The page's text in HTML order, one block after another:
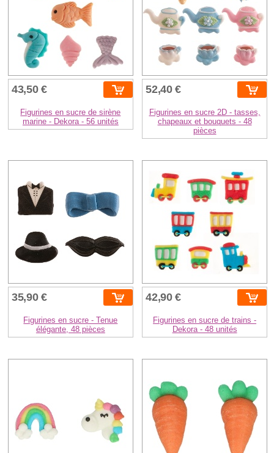
43,50 €
Figurines en sucre de sirène
marine - Dekora - 56 unités
52,40 €
Figurines en sucre 2D - tasses,
chapeaux et bouquets - 48
pièces
35,90 €
Figurines en sucre - Tenue
élégante, 48 pièces
42,90 €
Figurines en sucre de trains -
Dekora - 48 unités